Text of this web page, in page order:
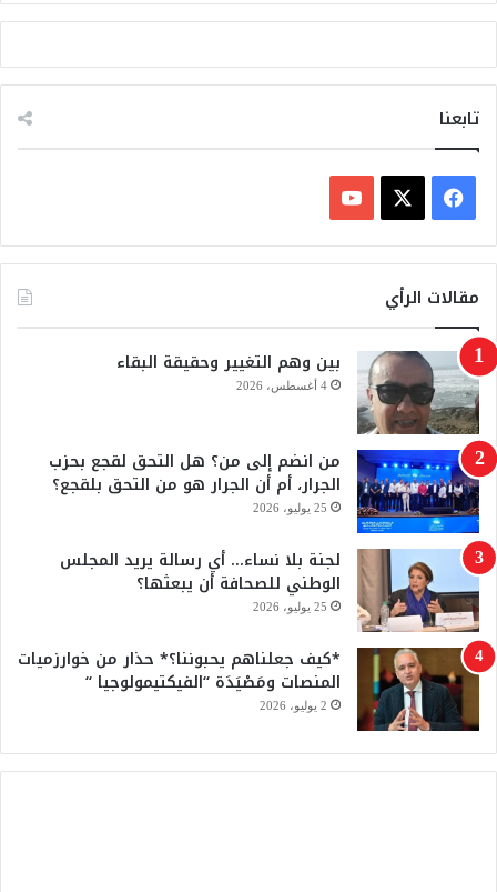
تابعنا
ي
ب
و
ك
X
Y
u
T
b
e
مقالات الرأي
بين وهم التغيير وحقيقة البقاء
4 أغسطس، 2026
من انضم إلى من؟ هل التحق لقجع بحزب
الجرار، أم أن الجرار هو من التحق بلقجع؟
25 يوليو، 2026
لجنة بلا نساء… أي رسالة يريد المجلس
الوطني للصحافة أن يبعثها؟
25 يوليو، 2026
*كيف جعلناهم يحبوننا؟* حذار من خوارزميات
المنصات ومَصْيَدَة “الفيكتيمولوجيا “
2 يوليو، 2026